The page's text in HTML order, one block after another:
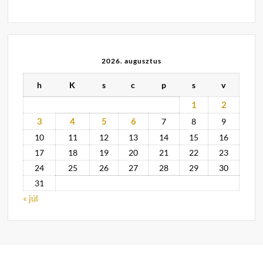
2026. augusztus
h K s c p s v
1
2
3
4 5 6 7 8
9
10
11 12 13 14 15
16
17
18 19 20 21 22
23
24
25 26 27 28 29
30
31
« júl